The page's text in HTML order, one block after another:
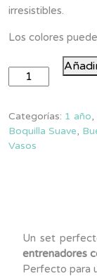
irresistibles.
Los colores
Pack
Dúo
3D
cantidad
Categorías: 1 año,
Boquilla Suave,
Vasos
Un set
entrenadores
Perfecto para